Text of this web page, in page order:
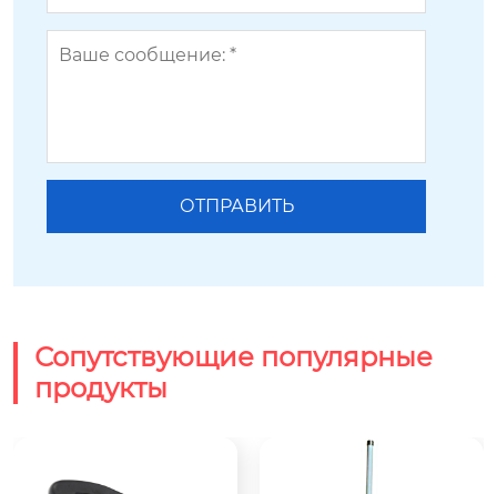
Сопутствующие популярные
продукты